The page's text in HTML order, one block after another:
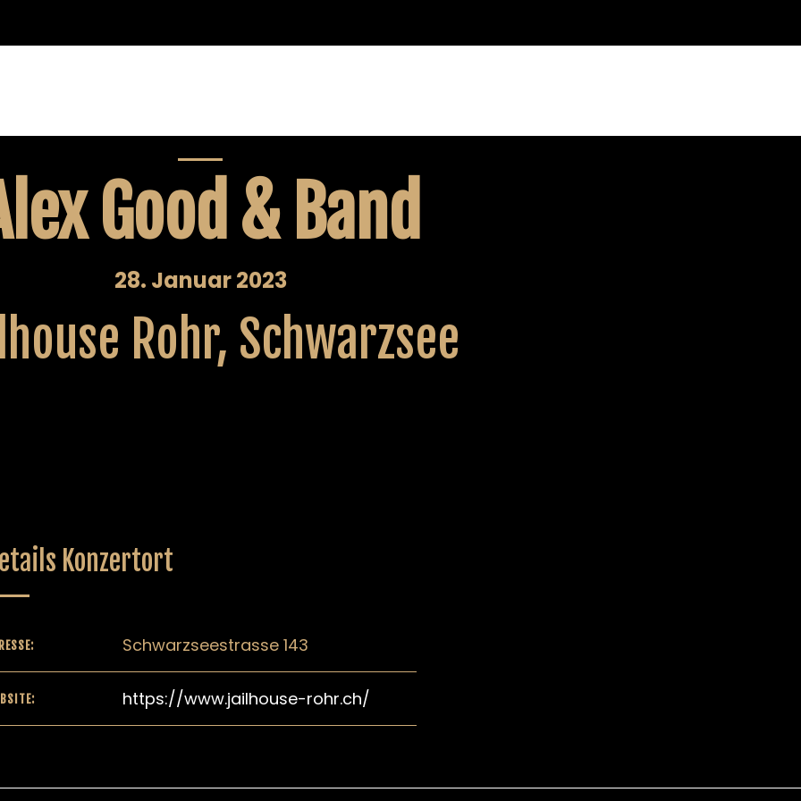
Good & Band
28. Januar 2023
Rohr, Schwarzsee
Konzertort
Schwarzseestrasse 143
https://www.jailhouse-rohr.ch/